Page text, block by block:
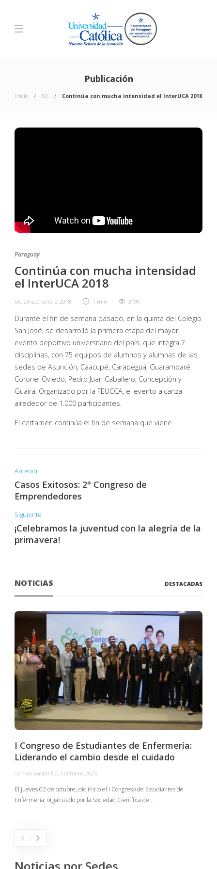
Publicación
Inicio UC Continúa con mucha intensidad el InterUCA 2018
Paraguay
Continúa con mucha intensidad
el InterUCA 2018
UC, 24 septiembre, 2018 1 min 3199
Durante el fin de semana pasado, en la quinta del Colegio
San José, se desarrolló la primera etapa del mayor
evento deportivo universitario del país, que integra 7
disciplinas, con 75 equipos de alumnos y alumnas de las
sedes de Asunción, Caacupé, Carapeguá, Guarambaré,
Coronel Oviedo, Pedro Juan Caballero, Concepción y
Guairá. Organizado por la FEUCCA, el evento alcanza
alrededor de 1.000 participantes.
El certamen continúa el fin de semana que viene.
Anterior
Casos Exitosos: 2° Congreso de
Emprendedores
Siguiente
¡Celebramos la juventud con la alegría de la
primavera!
NOTICIAS DESTACADAS
I Congreso de Estudiantes de Enfermería:
Liderando el cambio desde el cuidado
Comunicación UC, 3 octubre, 2025
El jueves 02 de octubre, dio inicio el I Congreso de Estudiantes de
Enfermería, organizado por la Sociedad Científica de…